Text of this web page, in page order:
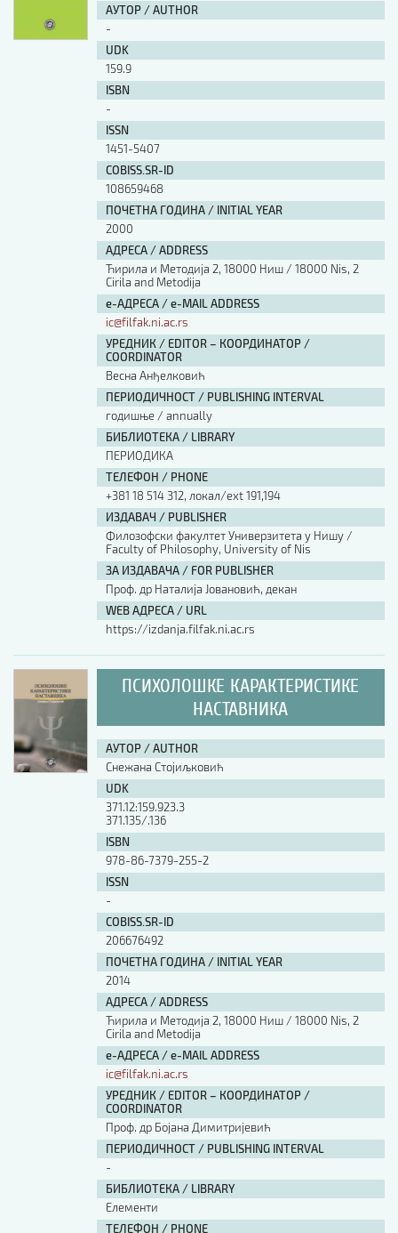
АУТОР / AUTHOR
-
UDK
159.9
ISBN
-
ISSN
1451-5407
COBISS.SR-ID
108659468
ПОЧЕТНА ГОДИНА / INITIAL YEAR
2000
АДРЕСА / ADDRESS
Ћирила и Методија 2, 18000 Ниш / 18000 Nis, 2
Cirila and Metodija
е-АДРЕСА / e-MAIL ADDRESS
ic@filfak.ni.ac.rs
УРЕДНИК / EDITOR – КООРДИНАТОР /
COORDINATOR
Весна Анђелковић
ПЕРИОДИЧНОСТ / PUBLISHING INTERVAL
годишње / annually
БИБЛИОТЕКА / LIBRARY
ПЕРИОДИКА
ТЕЛЕФОН / PHONE
+381 18 514 312, локал/ext 191,194
ИЗДАВАЧ / PUBLISHER
Филозофски факултет Универзитета у Нишу /
Faculty of Philosophy, University of Nis
ЗА ИЗДАВАЧА / FOR PUBLISHER
Проф. др Наталија Јовановић, декан
WEB АДРЕСА / URL
https://izdanja.filfak.ni.ac.rs
ПСИХОЛОШКЕ КАРАКТЕРИСТИКЕ
НАСТАВНИКА
АУТОР / AUTHOR
Снежана Стојиљковић
UDK
371.12:159.923.3
371.135/.136
ISBN
978-86-7379-255-2
ISSN
-
COBISS.SR-ID
206676492
ПОЧЕТНА ГОДИНА / INITIAL YEAR
2014
АДРЕСА / ADDRESS
Ћирила и Методија 2, 18000 Ниш / 18000 Nis, 2
Cirila and Metodija
е-АДРЕСА / e-MAIL ADDRESS
ic@filfak.ni.ac.rs
УРЕДНИК / EDITOR – КООРДИНАТОР /
COORDINATOR
Проф. др Бојана Димитријевић
ПЕРИОДИЧНОСТ / PUBLISHING INTERVAL
-
БИБЛИОТЕКА / LIBRARY
Елементи
ТЕЛЕФОН / PHONE